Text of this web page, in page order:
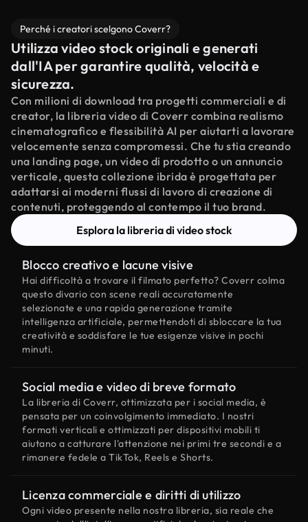
Perché i creatori scelgono Coverr?
Utilizza video stock originali e generati
dall'IA per garantire qualità, velocità e
sicurezza.
Con milioni di download tra progetti commerciali e di
creator, la libreria video di Coverr combina realismo
cinematografico e flessibilità AI per aiutarti a lavorare
velocemente senza compromessi. Che tu stia creando
una landing page, un video di prodotto o un annuncio
verticale, questa collezione ibrida è progettata per
adattarsi ai moderni flussi di lavoro di creazione di
contenuti, proteggendo al contempo il tuo brand.
Esplora la libreria di video stock
Blocco creativo e lacune visive
Hai difficoltà a trovare il filmato perfetto? Coverr colma
questo divario con scene reali accuratamente
selezionate e una rapida generazione tramite
intelligenza artificiale, permettendoti di sbloccare la tua
creatività e soddisfare le tue esigenze visive in pochi
minuti.
Social media e video di breve formato
La libreria di Coverr, ottimizzata per i social media, è
pensata per un coinvolgimento immediato. I nostri
formati verticali e ottimizzati per dispositivi mobili ti
aiutano a catturare l'attenzione nei primi tre secondi e a
rimanere fedele a TikTok, Reels e Shorts.
Licenza commerciale e diritti di utilizzo
Ogni video presente nella nostra libreria, sia reale che